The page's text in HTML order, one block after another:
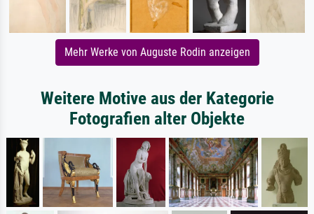
Mehr Werke von Auguste Rodin anzeigen
Weitere Motive aus der Kategorie
Fotografien alter Objekte